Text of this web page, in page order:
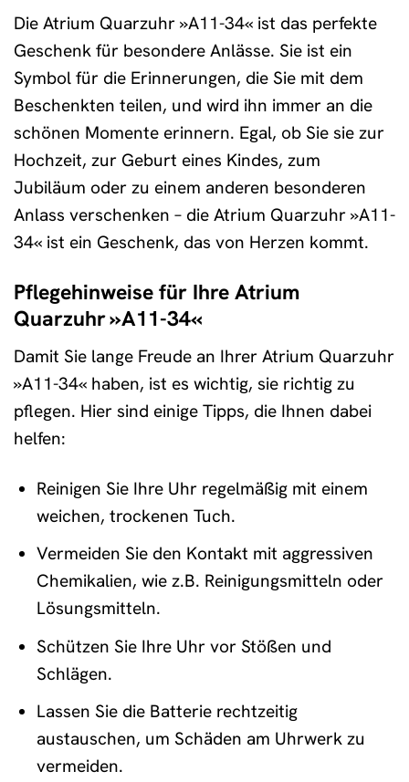
Die Atrium Quarzuhr »A11-34« ist das perfekte
Geschenk für besondere Anlässe. Sie ist ein
Symbol für die Erinnerungen, die Sie mit dem
Beschenkten teilen, und wird ihn immer an die
schönen Momente erinnern. Egal, ob Sie sie zur
Hochzeit, zur Geburt eines Kindes, zum
Jubiläum oder zu einem anderen besonderen
Anlass verschenken – die Atrium Quarzuhr »A11-
34« ist ein Geschenk, das von Herzen kommt.
Pflegehinweise für Ihre Atrium
Quarzuhr »A11-34«
Damit Sie lange Freude an Ihrer Atrium Quarzuhr
»A11-34« haben, ist es wichtig, sie richtig zu
pflegen. Hier sind einige Tipps, die Ihnen dabei
helfen:
Reinigen Sie Ihre Uhr regelmäßig mit einem
weichen, trockenen Tuch.
Vermeiden Sie den Kontakt mit aggressiven
Chemikalien, wie z.B. Reinigungsmitteln oder
Lösungsmitteln.
Schützen Sie Ihre Uhr vor Stößen und
Schlägen.
Lassen Sie die Batterie rechtzeitig
austauschen, um Schäden am Uhrwerk zu
vermeiden.